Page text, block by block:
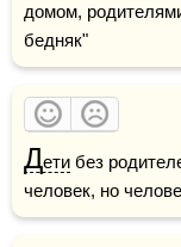
домом,
бедняк"
Дети без
человек, но